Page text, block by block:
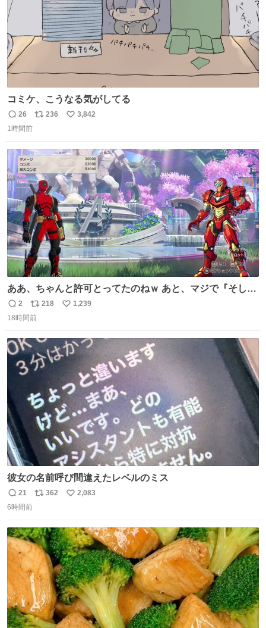
コミケ、こうなる気がしてる
返
信
26
リ
ト
数
236
い
数
3,842
1時間前
ああ、ちゃんと許可とってたのねｗ あと、マジで『そして
時は動き出す』って言ってて草オブ草
返
信
2
リ
ポ
ト
数
218
い
数
1,239
18時間前
彼女の名前呼び間違えたレベルのミス
返
信
21
リ
ト
数
362
い
数
2,083
6時間前